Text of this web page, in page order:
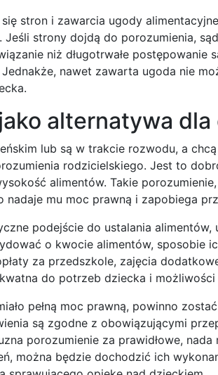
stron i zawarcia ugody
strony dojdą do porozumienia,
niż długotrwałe postępowanie
nawet zawarta ugoda nie
alternatywa dla
lub są w trakcie rozwodu, a
rodzicielskiego. Jest to
alimentów. Takie
mu moc prawną i zapobiega
podejście do ustalania alimentów,
o kwocie alimentów, sposobie
za przedszkole, zajęcia
do potrzeb dziecka i
pełną moc prawną, powinno
są zgodne z obowiązującymi
porozumienie za prawidłowe,
można będzie dochodzić ich